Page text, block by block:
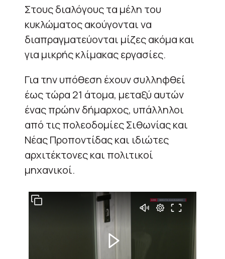
Στους διαλόγους τα μέλη του
κυκλώματος ακούγονται να
διαπραγματεύονται μίζες ακόμα και
για μικρής κλίμακας εργασίες.
Για την υπόθεση έχουν συλληφθεί
έως τώρα 21 άτομα, μεταξύ αυτών
ένας πρώην δήμαρχος, υπάλληλοι
από τις πολεοδομίες Σιθωνίας και
Νέας Προποντίδας και ιδιώτες
αρχιτέκτονες και πολιτικοί
μηχανικοί.